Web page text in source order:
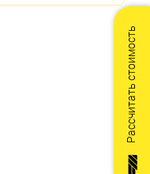
Рассчитать стоимость